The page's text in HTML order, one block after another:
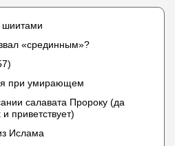
шиитами
«срединным»?
при умирающем
салавата Пророку (да
приветствует)
Ислама